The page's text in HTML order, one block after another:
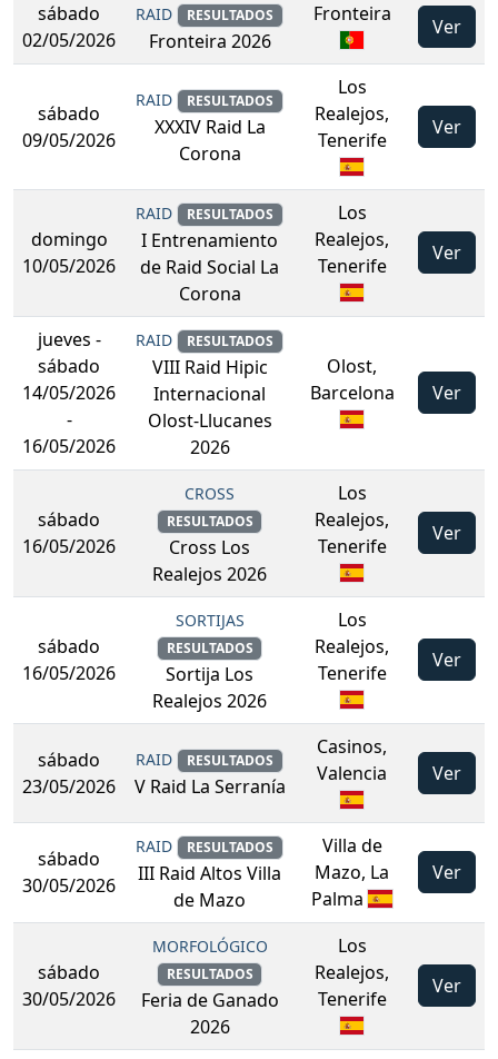
sábado
02/05/2026
RAID RESULTADOS
Fronteira 2026
Fronteira
Ver
sábado
09/05/2026
RAID RESULTADOS
XXXIV Raid La
Corona
Los
Realejos,
Tenerife
Ver
domingo
10/05/2026
RAID RESULTADOS
I Entrenamiento
de Raid Social La
Corona
Los
Realejos,
Tenerife
Ver
jueves -
sábado
14/05/2026
-
16/05/2026
RAID RESULTADOS
VIII Raid Hipic
Internacional
Olost-Llucanes
2026
Olost,
Barcelona
Ver
sábado
16/05/2026
CROSS
RESULTADOS
Cross Los
Realejos 2026
Los
Realejos,
Tenerife
Ver
sábado
16/05/2026
SORTIJAS
RESULTADOS
Sortija Los
Realejos 2026
Los
Realejos,
Tenerife
Ver
sábado
23/05/2026
RAID RESULTADOS
V Raid La Serranía
Casinos,
Valencia
Ver
sábado
30/05/2026
RAID RESULTADOS
III Raid Altos Villa
de Mazo
Villa de
Mazo, La
Palma
Ver
sábado
30/05/2026
MORFOLÓGICO
RESULTADOS
Feria de Ganado
2026
Los
Realejos,
Tenerife
Ver